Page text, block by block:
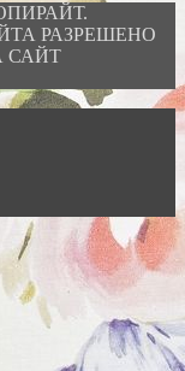
РАЗРЕШЕНО
САЙТ